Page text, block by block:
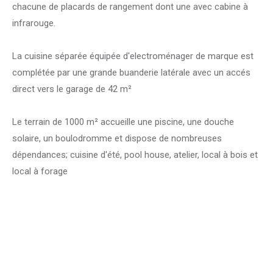
chacune de placards de rangement dont une avec cabine à
infrarouge.
La cuisine séparée équipée d'electroménager de marque est
complétée par une grande buanderie latérale avec un accés
direct vers le garage de 42 m²
Le terrain de 1000 m² accueille une piscine, une douche
solaire, un boulodromme et dispose de nombreuses
dépendances; cuisine d'été, pool house, atelier, local à bois et
local à forage